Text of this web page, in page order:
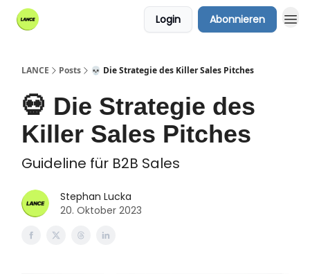
Login Abonnieren
LANCE Posts 💀 Die Strategie des Killer Sales Pitches
💀 Die Strategie des
Killer Sales Pitches
Guideline für B2B Sales
Stephan Lucka
20. Oktober 2023